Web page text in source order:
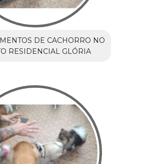
DE CACHORRO NO
RESIDENCIAL GLÓRIA